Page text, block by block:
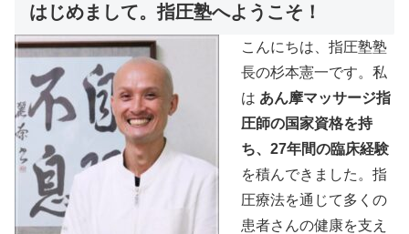
はじめまして。指圧塾へようこそ！
こんにちは、指圧塾塾
長の杉本憲一です。私
は あん摩マッサージ指
圧師の国家資格を持
ち、27年間の臨床経験
を積んできました。指
圧療法を通じて多くの
患者さんの健康を支え